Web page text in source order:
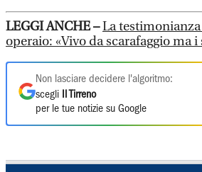
LEGGI ANCHE –La
operaio: «Vivo da scarafaggio ma
Non lasciare decidere l'algoritmo:
scegli
Il Tirreno
per le tue notizie su Google